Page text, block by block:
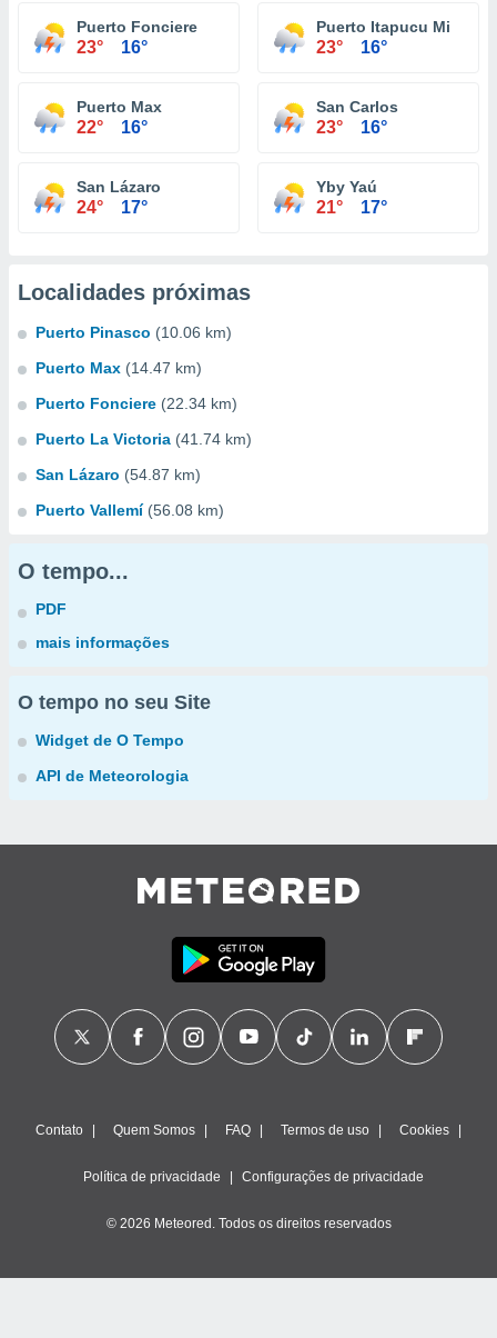
Puerto Fonciere
23° 16°
Puerto Itapucu Mi
23° 16°
Puerto Max
22° 16°
San Carlos
23° 16°
San Lázaro
24° 17°
Yby Yaú
21° 17°
Localidades próximas
Puerto Pinasco (10.06 km)
Puerto Max (14.47 km)
Puerto Fonciere (22.34 km)
Puerto La Victoria (41.74 km)
San Lázaro (54.87 km)
Puerto Vallemí (56.08 km)
O tempo...
PDF
mais informações
O tempo no seu Site
Widget de O Tempo
API de Meteorologia
Contato Quem Somos FAQ Termos de uso Cookies
Política de privacidade Configurações de privacidade
© 2026 Meteored. Todos os direitos reservados